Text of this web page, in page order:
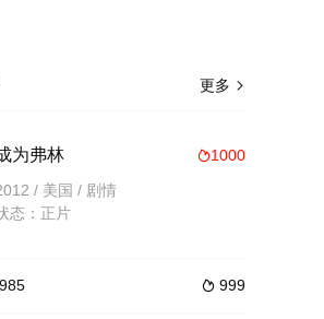
更多 
1000
为弗林
/ 美国 / 剧情
态：正片
 999